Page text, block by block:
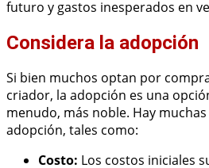
futuro y gastos inesperados en
Considera la adopción
Si bien muchos optan por
criador, la adopción es una
menudo, más noble. Hay
adopción, tales como:
Costo: Los costos iniciales